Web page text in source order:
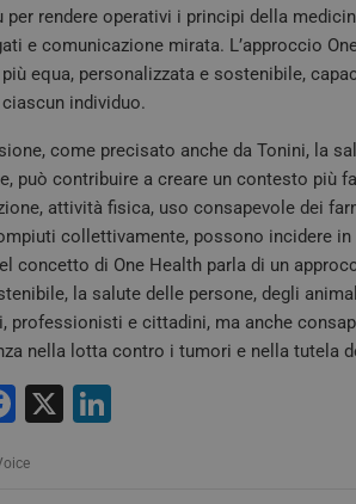
per rendere operativi i principi della
e comunicazione mirata. L’approccio
equa, personalizzata e sostenibile,
individuo.
come precisato anche da Tonini, la
può contribuire a creare un contesto più
attività fisica, uso consapevole dei
collettivamente, possono incidere
concetto di One Health parla di un
la salute delle persone, degli
professionisti e cittadini, ma anche
nella lotta contro i tumori e nella tutela
F
c
X
I cookie necessari
NOME
_ga_02W55TQLH1
PHPSESSID